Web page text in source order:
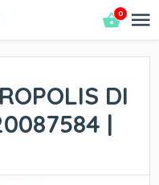
0
DI
|